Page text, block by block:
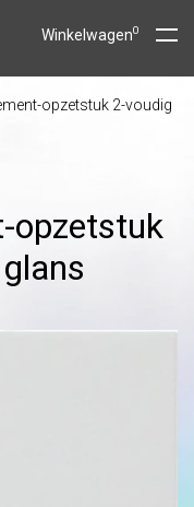
Winkelwagen0
opzetstuk 2-voudig
opzetstuk